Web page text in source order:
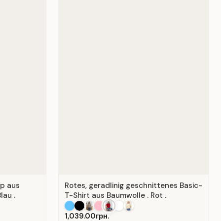
aus
.
Rotes, geradlinig geschnittenes Basic-
T-Shirt aus Baumwolle . Rot .
1,039.00грн.